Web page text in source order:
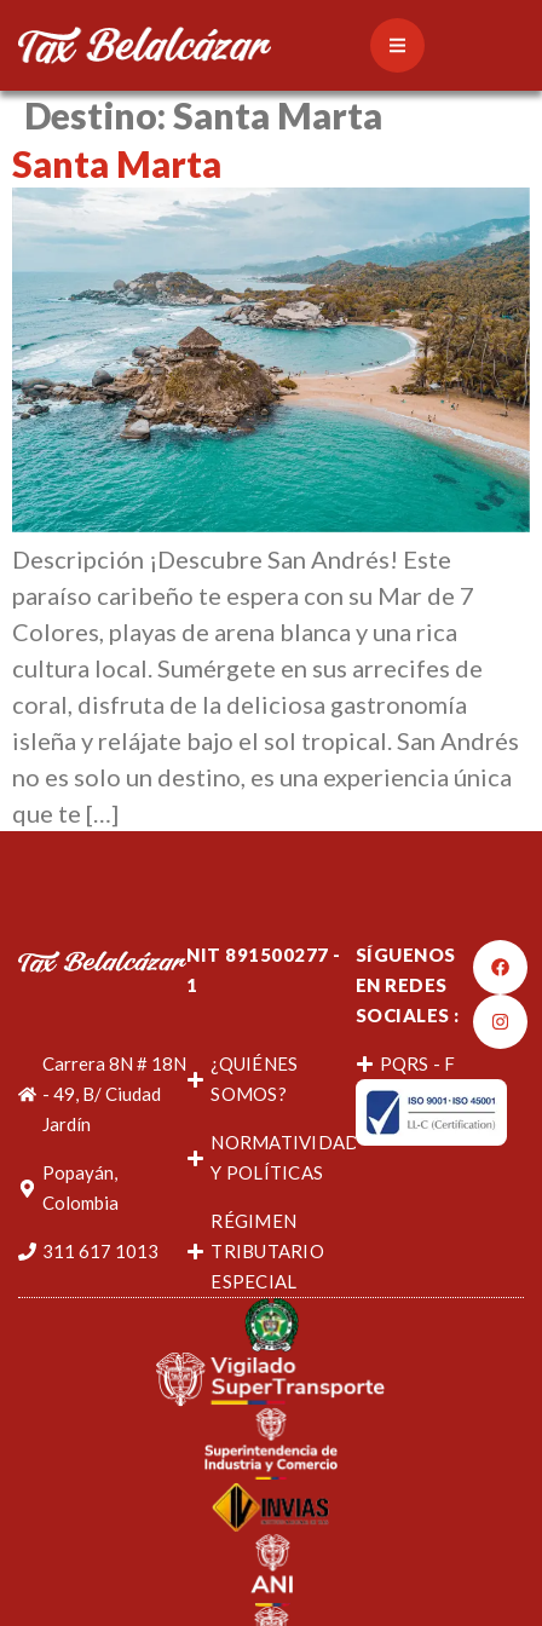
Destino:Santa Marta
Santa Marta
Descripción ¡Descubre San Andrés! Este
paraíso caribeño te espera con su Mar de 7
Colores, playas de arena blanca y una rica
cultura local. Sumérgete en sus arrecifes de
coral, disfruta de la deliciosa gastronomía
isleña y relájate bajo el sol tropical. San Andrés
no es solo un destino, es una experiencia única
que te […]
NIT 891500277 -
1
SÍGUENOS
EN REDES
SOCIALES :
Carrera 8N # 18N
- 49, B/ Ciudad
Jardín
Popayán,
Colombia
311 617 1013
¿QUIÉNES
SOMOS?
NORMATIVIDAD
Y POLÍTICAS
RÉGIMEN
TRIBUTARIO
ESPECIAL
PQRS - F